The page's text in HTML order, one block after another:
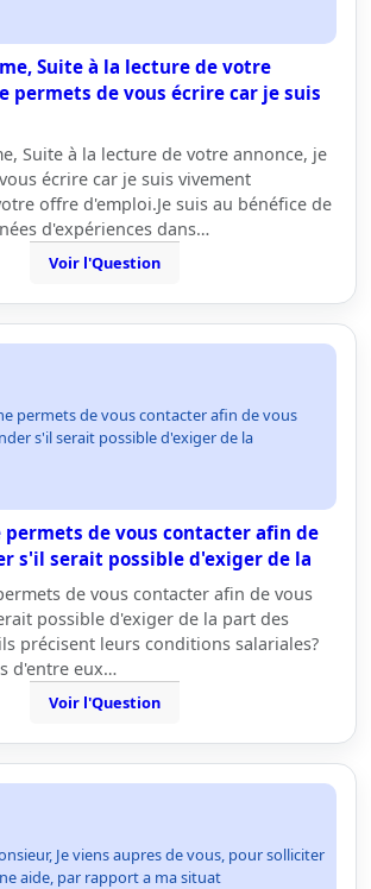
Suite à la lecture de votre
permets de vous écrire car je suis
Suite à la lecture de votre annonce, je
écrire car je suis vivement
offre d'emploi.Je suis au bénéfice de
d'expériences dans…
Voir l'Question
permets de vous contacter afin de vous
s'il serait possible d'exiger de la
permets de vous contacter afin de
s'il serait possible d'exiger de la
de vous contacter afin de vous
possible d'exiger de la part des
précisent leurs conditions salariales?
d'entre eux…
Voir l'Question
Je viens aupres de vous, pour solliciter
aide, par rapport a ma situat